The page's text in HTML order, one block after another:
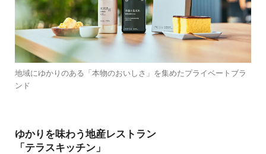
地域にゆかりのある「本物のおいしさ」を集めたプライベートブラ
ンド
ゆかりを味わう地産レストラン
「テラスキッチン」